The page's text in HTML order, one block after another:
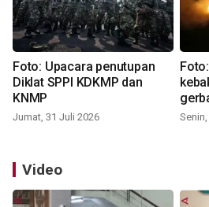
Foto: Upacara penutupan
Diklat SPPI KDKMP dan
KNMP
Jumat, 31 Juli 2026
Video